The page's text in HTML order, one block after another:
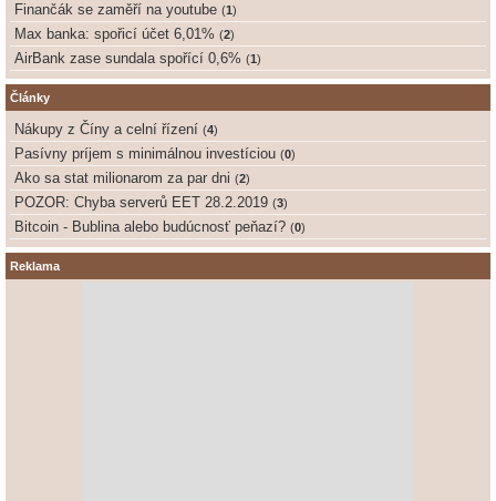
Finančák se zaměří na youtube (1)
Max banka: spořicí účet 6,01% (2)
AirBank zase sundala spořící 0,6% (1)
Články
Nákupy z Číny a celní řízení (4)
Pasívny príjem s minimálnou investíciou (0)
Ako sa stat milionarom za par dni (2)
POZOR: Chyba serverů EET 28.2.2019 (3)
Bitcoin - Bublina alebo budúcnosť peňazí? (0)
Reklama